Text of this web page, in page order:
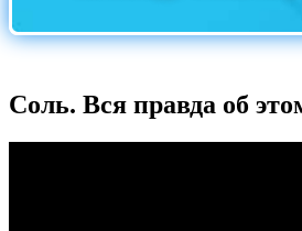
Соль. Вся правда об